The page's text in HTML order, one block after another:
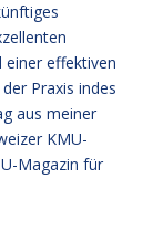
effektiven
Praxis indes
aus meiner
KMU-
Magazin für